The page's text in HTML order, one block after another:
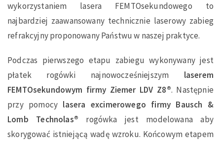
wykorzystaniem lasera FEMTOsekundowego to
najbardziej zaawansowany technicznie laserowy zabieg
refrakcyjny proponowany Państwu w naszej praktyce.
Podczas pierwszego etapu zabiegu wykonywany jest
płatek rogówki najnowocześniejszym laserem
FEMTOsekundowym firmy Ziemer LDV Z8®. Następnie
przy pomocy lasera excimerowego firmy Bausch &
Lomb Technolas® rogówka jest modelowana aby
skorygować istniejącą wadę wzroku. Końcowym etapem